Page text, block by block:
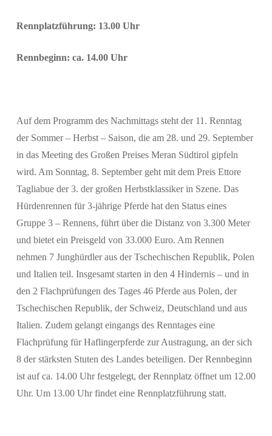
Rennplatzführung: 13.00 Uhr
Rennbeginn: ca. 14.00 Uhr
Auf dem Programm des Nachmittags steht der 11. Renntag
der Sommer – Herbst – Saison, die am 28. und 29. September
in das Meeting des Großen Preises Meran Südtirol gipfeln
wird. Am Sonntag, 8. September geht mit dem Preis Ettore
Tagliabue der 3. der großen Herbstklassiker in Szene. Das
Hürdenrennen für 3-jährige Pferde hat den Status eines
Gruppe 3 – Rennens, führt über die Distanz von 3.300 Meter
und bietet ein Preisgeld von 33.000 Euro. Am Rennen
nehmen 7 Junghürdler aus der Tschechischen Republik, Polen
und Italien teil. Insgesamt starten in den 4 Hindernis – und in
den 2 Flachprüfungen des Tages 46 Pferde aus Polen, der
Tschechischen Republik, der Schweiz, Deutschland und aus
Italien. Zudem gelangt eingangs des Renntages eine
Flachprüfung für Haflingerpferde zur Austragung, an der sich
8 der stärksten Stuten des Landes beteiligen. Der Rennbeginn
ist auf ca. 14.00 Uhr festgelegt, der Rennplatz öffnet um 12.00
Uhr. Um 13.00 Uhr findet eine Rennplatzführung statt.